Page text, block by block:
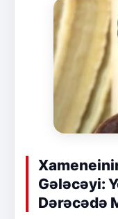
Gələcəyi:
Dərəcədə